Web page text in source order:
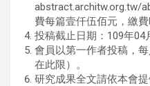
abstract.architw.org.tw/
費每篇壹仟伍佰元，繳
投稿截止日期：109年04
會員以第一作者投稿，
在此限）。
研究成果全文請依本會